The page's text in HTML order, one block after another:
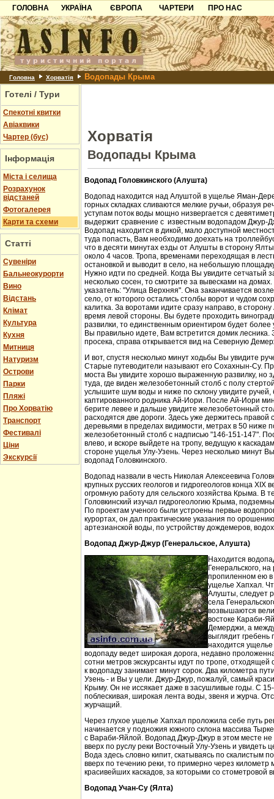
ГОЛОВНА
УКРАЇНА
Карпати
Азов
Причорноморря
Шацьк
ЄВРОПА
Чорногорія
Хорватія
Болгарія
Албанія
ЧАРТЕРИ
ПРО НАС
Контакти
Партнерам
Додати готель
Головна Хорватія Водопады Крыма
Готелі / Тури
Спекотні квитки
Авіаквики
Чартер (бус)
Інформація
Міста і селища
Розрахунок
відстаней
Фотогалерея
Карти та схеми
Статті
Cувеніри
Бальнеокурорти
Вино
Відстань
Клімат
Культура
Кухня
Митниця
Натуризм
Острови
Парки
Пляжі
Про Хорватію
Транспорт
Фестивалі
Ціни
Экскурсії
Хорватія
Водопады Крыма
Водопад Головкинского (Алушта)
Водопад находится над Алуштой в ущелье Яман-
горных складках сливаются мелкие ручьи, образуя
уступам поток воды мощно низвергается с
выдержит сравнение с известным водопадом Джур-
Водопад находится в дикой, мало доступной
туда попасть, Вам необходимо доехать на
что в десяти минутах езды от Алушты в сторону
около 4 часов. Тропа, временами переходящая в
остановкой и выводит в село, на небольшую
Нужно идти по средней. Когда Вы увидите сетчатый
несколько сосен, то смотрите за вывесками на
указатель: "Улица Верхняя". Она заканчивается
село, от которого остались столбы ворот и чудом
калитка. За воротами идите сразу направо, в
время левой стороны. Вы будете проходить
развилки, то единственным ориентиром будет более
Вы правильно идете, Вам встретится домик лесника.
просека, справа открывается вид на Северную
И вот, спустя несколько минут ходьбы Вы увидите
Старые путеводители называют его Сохахнын-Су.
моста Вы увидите хорошо выраженную развилку, но
туда, где виден железобетонный столб с полу
услышите шум воды и ниже по склону увидите
каптированного родника Ай-Иори. После Ай-Иори
берите левее и дальше увидите железобетонный
расходятся две дороги. Здесь уже держитесь правой
деревьями в пределах видимости, метрах в 50 ниже
железобетонный столб с надписью "146-151-147".
влево, и вскоре выйдете на тропу, ведущую к
стороне ущелья Улу-Узень. Через несколько минут
водопад Головкинского.
Водопад назвали в честь Николая Алексеевича
крупных русских геологов и гидрогеологов конца XIX
огромную работу для сельского хозяйства Крыма. В
Головкинский изучал гидрогеологию Крыма,
По проектам ученого были устроены первые
курортах, он дал практические указания по
артезианской воды, по устройству дождемеров,
Водопад Джур-Джур (Генеральское, Алушта)
Находится
Генеральского,
пропиленном ею в
ущелье Хапхал.
Алушты, следует
села
возвышаются
востоке Караби-
Демерджи, а
выглядит гребень
находится
водопаду ведет широкая дорога, недавно
сотни метров экскурсанты идут по тропе, отходящей
к водопаду занимает минут сорок. Два километра
Узень - и Вы у цели. Джур-Джур, пожалуй, самый
Крыму. Он не иссякает даже в засушливые годы. С
поблескивая, широкая лента воды, звеня и журча.
журчащий.
Через глухое ущелье Хапхал проложила себе путь
начинается у подножия южного склона массива
с Вараби-Яйлой. Водопад Джур-Джур в этом месте
вверх по руслу реки Восточный Улу-Узень и увидеть
Вода здесь словно кипит, скатываясь по скалистым
вверх по течению реки, то примерно через километр
красивейших каскадов, за которыми со стометровой
Водопад Учан-Су (Ялта)